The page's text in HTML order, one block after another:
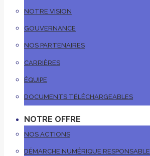
NOTRE VISION
GOUVERNANCE
NOS PARTENAIRES
CARRIÈRES
ÉQUIPE
DOCUMENTS TÉLÉCHARGEABLES
NOTRE OFFRE
NOS ACTIONS
DÉMARCHE NUMÉRIQUE RESPONSABLE